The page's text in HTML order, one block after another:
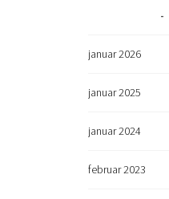
januar 2026
januar 2025
januar 2024
februar 2023